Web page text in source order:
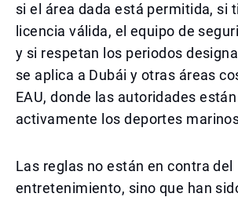
si el área dada está permitida, si
licencia válida, el equipo de
y si respetan los periodos
se aplica a Dubái y otras áreas
EAU, donde las autoridades
activamente los deportes
Las reglas no están en contra del
entretenimiento, sino que han